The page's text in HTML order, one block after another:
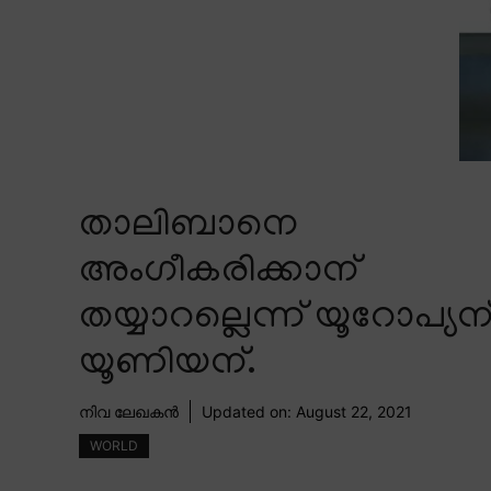
താലിബാനെ
അംഗീകരിക്കാന്
തയ്യാറല്ലെന്ന്
യൂണിയന്.
നിവ ലേഖകൻ Updated on: August 22, 2021
WORLD